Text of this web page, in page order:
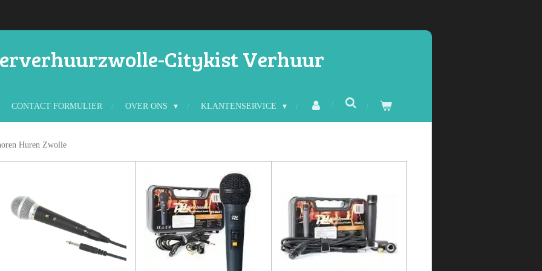
Citykist Verhuur
CONTACT FORMULIER OVER ONS KLANTENSERVICE
Huren Zwolle